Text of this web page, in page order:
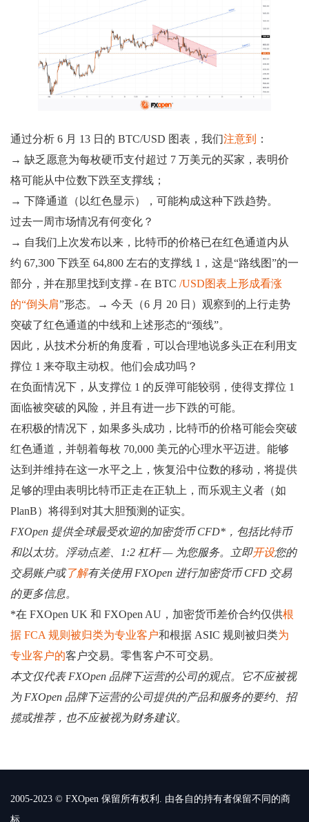
通过分析 6 月 13 日的 BTC/USD 图表，我们注意到
：
→ 缺乏愿意为每枚硬币支付超过 7 万美元的买家，表明价
格可能从中位数下跌至支撑线；
→ 下降通道（以红色显示），可能构成这种下跌趋势。
过去一周市场情况有何变化？
→ 自我们上次发布以来，比特币的价格已在红色通道内从
约 67,300 下跌至 64,800 左右的支撑线 1，这是“路线图”的一
部分，并在那里找到支撑 - 在 BTC /USD图表上形成看涨
的“倒头肩”形态。→ 今天（6 月 20 日）观察到的上行走势
突破了红色通道的中线和上述形态的“颈线”。
因此，从技术分析的角度看，可以合理地说多头正在利用支
撑位 1 来夺取主动权。他们会成功吗？
在负面情况下，从支撑位 1 的反弹可能较弱，使得支撑位 1
面临被突破的风险，并且有进一步下跌的可能。
在积极的情况下，如果多头成功，比特币的价格可能会突破
红色通道，并朝着每枚 70,000 美元的心理水平迈进。能够
达到并维持在这一水平之上，恢复沿中位数的移动，将提供
足够的理由表明比特币正走在正轨上，而乐观主义者（如
PlanB）将得到对其大胆预测的证实。
FXOpen 提供全球最受欢迎的加密货币 CFD*，包括比特币
和以太坊。浮动点差、1:2 杠杆 — 为您服务。立即开设您的
交易账户或了解有关使用 FXOpen 进行加密货币 CFD 交易
的更多信息。
*在 FXOpen UK 和 FXOpen AU，加密货币差价合约仅供根
据 FCA 规则被归类为专业客户和根据 ASIC 规则被归类为
专业客户的客户交易。零售客户不可交易。
本文仅代表 FXOpen 品牌下运营的公司的观点。它不应被视
为 FXOpen 品牌下运营的公司提供的产品和服务的要约、招
揽或推荐，也不应被视为财务建议。
2005-2023 © FXOpen 保留所有权利. 由各自的持有者保留不同的商
标.